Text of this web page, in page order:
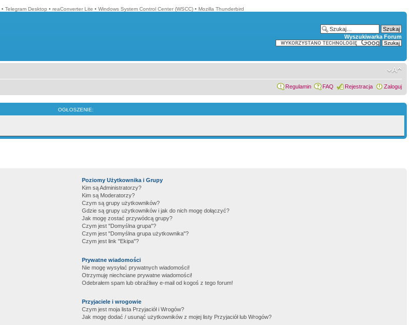
• Telegram Desktop • reaConverter Lite • Windows System Control Center (WSCC) • Mozilla Thunderbird
Wyszukiwarka Forum
Regulamin FAQ Rejestracja Zaloguj
OGŁOSZENIE:
Poziomy Użytkownika i Grupy
Kim są Administratorzy?
Kim są Moderatorzy?
Czym są grupy użytkowników?
Gdzie są grupy użytkowników i jak do nich mogę dołączyć?
Jak mogę zostać przywódcą grupy?
Czym jest "Domyślna grupa"?
Czym jest "Domyślna grupa użytkownika"?
Czym jest link "Ekipa"?
Prywatne wiadomości
Nie mogę wysyłać prywatnych wiadomości!
Otrzymuję niechciane prywatne wiadomości!
Odebrałem spam lub obraźliwy e-mail od kogoś z tego forum!
Przyjaciele i wrogowie
Czym jest moja lista Przyjaciół i Wrogów?
Jak mogę dodać / usunąć użytkowników z mojej listy Przyjaciół lub Wrogów?